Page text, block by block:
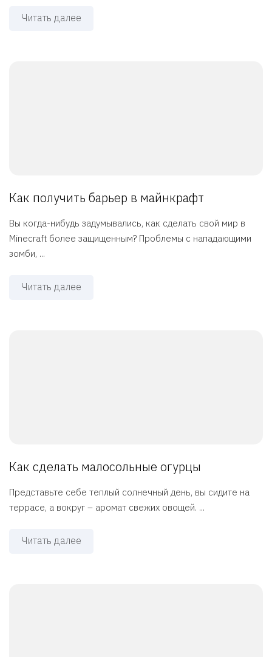
Читать далее
Как получить барьер в майнкрафт
Вы когда-нибудь задумывались, как сделать свой мир в
Minecraft более защищенным? Проблемы с нападающими
зомби, ...
Читать далее
Как сделать малосольные огурцы
Представьте себе теплый солнечный день, вы сидите на
террасе, а вокруг – аромат свежих овощей. ...
Читать далее